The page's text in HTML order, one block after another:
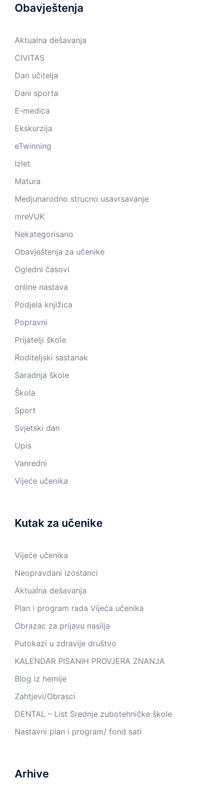
Obavještenja
Aktualna dešavanja
CIVITAS
Dan učitelja
Dani sporta
E-medica
Ekskurzija
eTwinning
Izlet
Matura
Medjunarodno strucno usavrsavanje
mreVUK
Nekategorisano
Obavještenja za učenike
Ogledni časovi
online nastava
Podjela knjižica
Popravni
Prijatelji škole
Roditeljski sastanak
Saradnja škole
Škola
Sport
Svjetski dan
Upis
Vanredni
Vijeće učenika
Kutak za učenike
Vijeće učenika
Neopravdani izostanci
Aktualna dešavanja
Plan i program rada Vijeća učenika
Obrazac za prijavu nasilja
Putokazi u zdravije društvo
KALENDAR PISANIH PROVJERA ZNANJA
Blog iz hemije
Zahtjevi/Obrasci
DENTAL – List Srednje zubotehničke škole
Nastavni plan i program/ fond sati
Arhive